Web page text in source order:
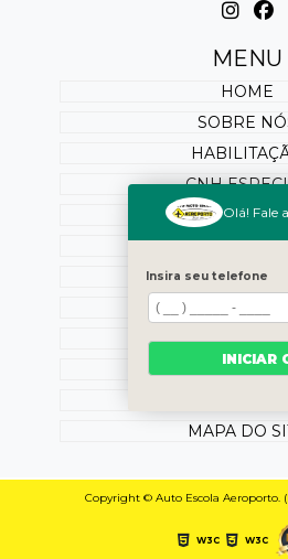
MENU
HOME
SOBRE
CNH
SERVIÇOS
BLOG
OUTROS
CONTATO
MAPA DO
Copyright © Auto Escola Aeroporto.
W3C W3C
Olá! Fale
Insira seu telefone
INICIAR